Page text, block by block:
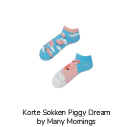
Korte Sokken Piggy Dream
by Many Mornings